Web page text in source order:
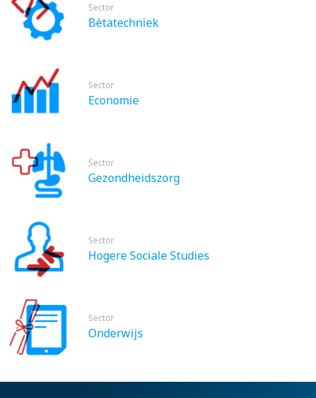
Sector
Bètatechniek
Sector
Economie
Sector
Gezondheidszorg
Sector
Hogere Sociale Studies
Sector
Onderwijs